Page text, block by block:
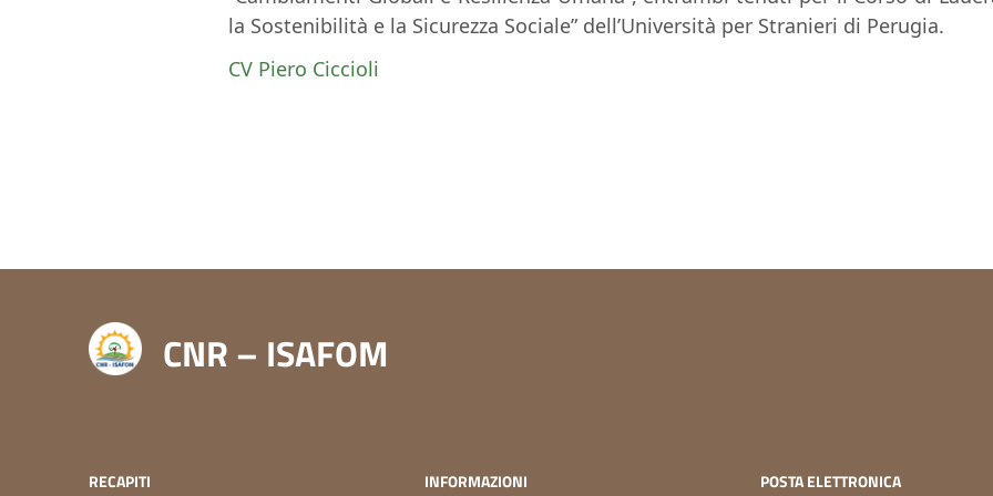
la Sostenibilità e la Sicurezza Sociale” dell’Università per Stranieri di Perugia.
CV Piero Ciccioli
CNR – ISAFOM
RECAPITI INFORMAZIONI POSTA ELETTRONICA